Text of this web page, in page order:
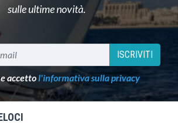
sulle ultime novità.
ISCRIVITI
accettol'informativa sulla privacy